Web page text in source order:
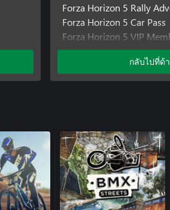
Forza Horizon 5 Rally
Forza Horizon 5 Car Pass
Forza Horizon 5 VIP
Forza Horizon 5
กลับไปที่ด้